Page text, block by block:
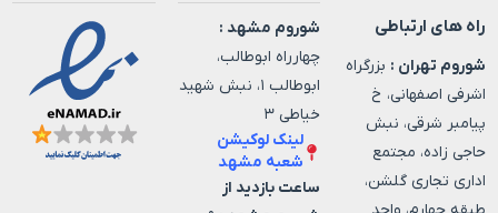
راه های ارتباطی
شوروم تهران : بزرگراه
اشرفی اصفهانی، خ
پیامبر شرقی، نبش
حاجی زاده، مجتمع
اداری تجاری گلشن،
شوروم مشهد :
چهارراه ابوطالب،
ابوطالب ۱، نبش شهید
خیاطی ۳
لینک لوکیشن
شعبه مشهد
ساعت بازدید از